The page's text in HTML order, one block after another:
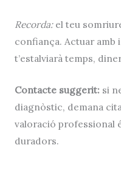
Recorda:el teu
confiança. Actuar
t’estalviarà temps,
Contacte suggerit: si
diagnòstic, demana
valoració professional
duradors.